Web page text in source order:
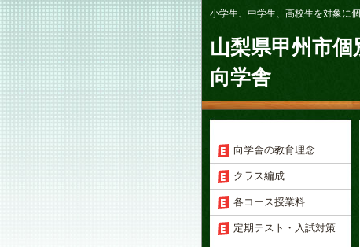
小学生、中学生、高校生を対象に
山梨県甲州市
向学舎
向学舎の教育理念
クラス編成
各コース授業料
定期テスト・入試対策